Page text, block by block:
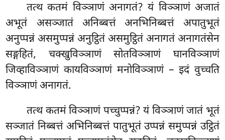
तत्थ कतमं विञ्ञाणं अनागतं? यं विञ्ञाणं अजातं
अभूतं असञ्जातं अनिब्बत्तं अनभिनिब्बत्तं अपातुभूतं
अनुप्पन्नं असमुप्पन्नं अनुट्ठितं असमुट्ठितंअनागतं अनागतंसेन
सङ्गहितं, चक्खुविञ्ञाणं सोतविञ्ञाणं घानविञ्ञाणं
जिव्हाविञ्ञाणं कायविञ्ञाणं मनोविञ्ञाणं – इदं वुच्चति
विञ्ञाणं अनागतं.
तत्थ कतमं विञ्ञाणं पच्चुप्पन्नं? यं विञ्ञाणं जातं भूतं
सञ्जातं निब्बत्तं अभिनिब्बत्तं पातुभूतं उप्पन्नं समुप्पन्नं उट्ठितं